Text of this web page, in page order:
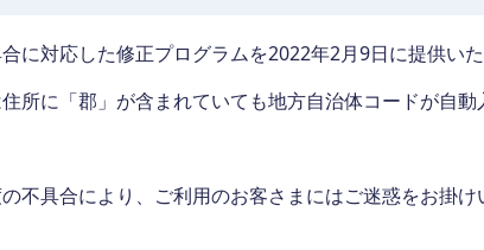
に対応した修正プログラムを2022年2月9日に提供いた
所に「郡」が含まれていても地方自治体コードが自
不具合により、ご利用のお客さまにはご迷惑をお掛